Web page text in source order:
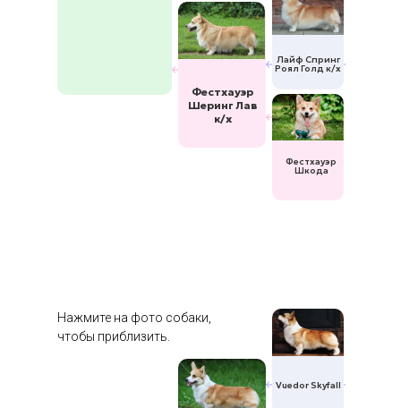
Фестхауэр
Шеринг Лав
к/х
Фестхауэр
Шкода
Лайф Спринг
Роял Голд к/х
Vuedor Skyfall
Нажмите на фото собаки,
чтобы приблизить.